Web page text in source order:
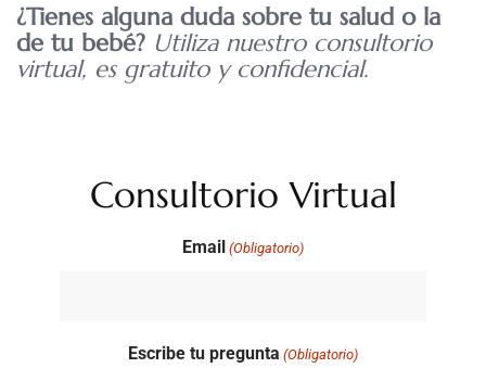
¿Tienes alguna duda sobre tu salud o la
de tu bebé? Utiliza nuestro consultorio
virtual, es gratuito y confidencial.
Consultorio Virtual
Email (Obligatorio)
Escribe tu pregunta (Obligatorio)